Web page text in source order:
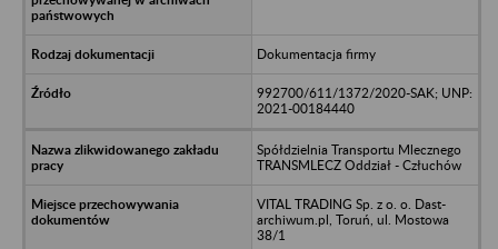
Dokumentacja firmy
992700/611/1372/2020-SAK; UNP:
2021-00184440
Spółdzielnia Transportu Mlecznego
TRANSMLECZ Oddział - Człuchów
VITAL TRADING Sp. z o. o. Dast-
archiwum.pl, Toruń, ul. Mostowa
38/1